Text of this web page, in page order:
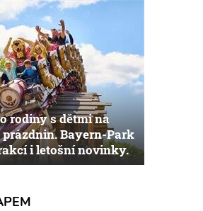
rodiny s dětmi na
Bayern-Park
i letošní novinky.